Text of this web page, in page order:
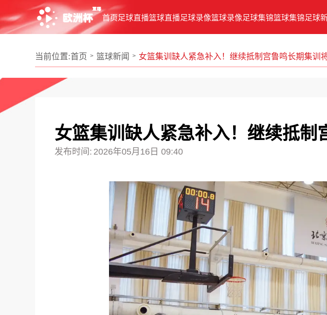
首页足球直播篮球直播足球录像篮球录像足球集锦篮球集锦足球
当前位置:首页 篮球新闻 女篮集训缺人紧急补入！继续抵制宫鲁鸣长期集训
女篮集训缺人紧急补入！继续抵制
发布时间: 2026年05月16日 09:40